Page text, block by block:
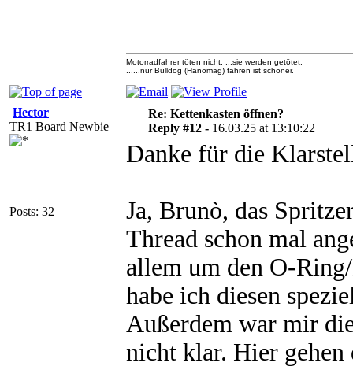
Motorradfahrer töten nicht, ...sie werden getötet.
......nur Bulldog (Hanomag) fahren ist schöner.
Hector
TR1 Board Newbie
Posts: 32
Re: Kettenkasten öffnen?
Reply #12 - 16.03.25 at 13:10:22
Danke für die
Ja, Brunò, das
Thread schon mal
allem um den O-
habe ich diesen
Außerdem war mir
nicht klar. Hier gehen